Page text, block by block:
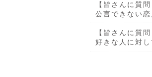
【皆さんに質問
公言できない恋
【皆さんに質問
好きな人に対